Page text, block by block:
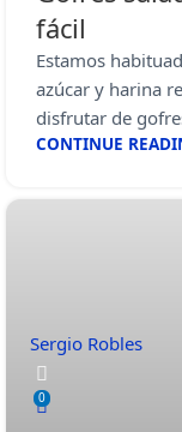
fácil
Estamos
azúcar y harina
disfrutar de
CONTINUE
Sergio Robles
0